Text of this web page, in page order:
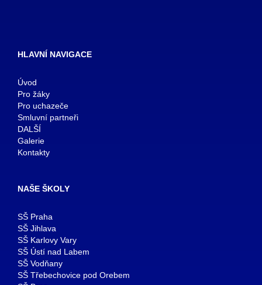
HLAVNÍ NAVIGACE
Úvod
Pro žáky
Pro uchazeče
Smluvní partneři
DALŠÍ
Galerie
Kontakty
NAŠE ŠKOLY
SŠ Praha
SŠ Jihlava
SŠ Karlovy Vary
SŠ Ústí nad Labem
SŠ Vodňany
SŠ Třebechovice pod Orebem